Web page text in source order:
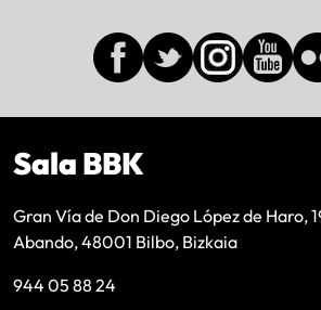
Sala BBK
Gran Vía de Don Diego López de Haro,
Abando, 48001 Bilbo, Bizkaia
944 05 88 24